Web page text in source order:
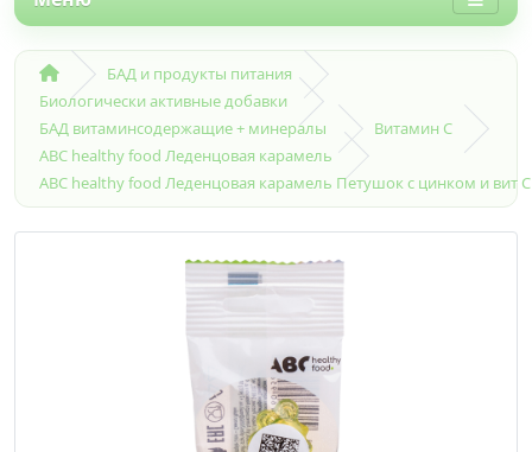
БАД и продукты питания
Биологически активные добавки
БАД витаминсодержащие + минералы
Витамин С
ABC healthy food Леденцовая карамель
ABC healthy food Леденцовая карамель Петушок с цинком и вит